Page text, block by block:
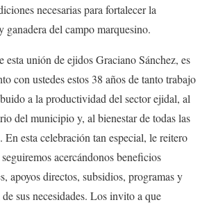
necesarias para fortalecer la
del campo marquesino.
esta unión de ejidos Graciano Sánchez, es
con ustedes estos 38 años de tanto trabajo
a la productividad del sector ejidal, al
del municipio y, al bienestar de todas las
En esta celebración tan especial, le reitero
acercándonos beneficios
apoyos directos, subsidios, programas y
sus necesidades. Los invito a que